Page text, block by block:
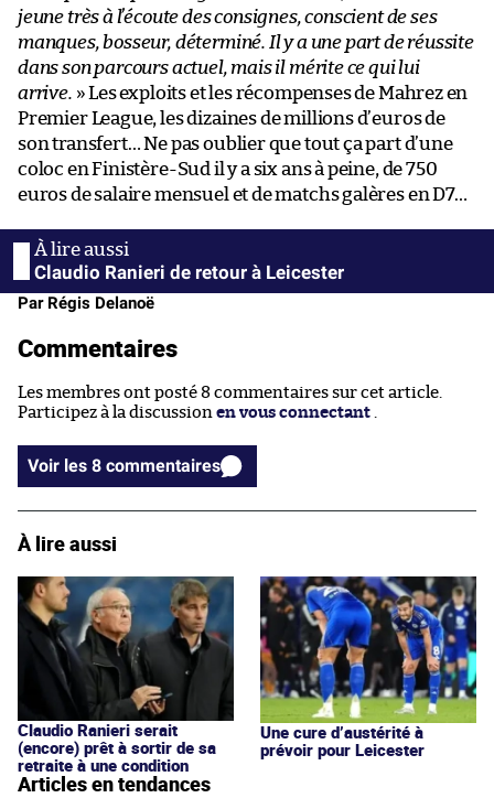
jeune très à l’écoute des consignes, conscient de ses
manques, bosseur, déterminé. Il y a une part de réussite
dans son parcours actuel, mais il mérite ce qui lui
arrive. » Les exploits et les récompenses de Mahrez en
Premier League, les dizaines de millions d’euros de
son transfert… Ne pas oublier que tout ça part d’une
coloc en Finistère-Sud il y a six ans à peine, de 750
euros de salaire mensuel et de matchs galères en D7…
Claudio Ranieri de retour à Leicester
Par Régis Delanoë
Commentaires
Les membres ont posté 8 commentaires sur cet article.
Participez à la discussion en vous connectant
Voir les 8 commentaires
À lire aussi
Claudio Ranieri serait
(encore) prêt à sortir de sa
retraite à une condition
Une cure d’austérité à
prévoir pour Leicester
Articles en tendances